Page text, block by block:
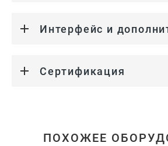
Интерфейс и
Сертификация
ПОХОЖЕЕ